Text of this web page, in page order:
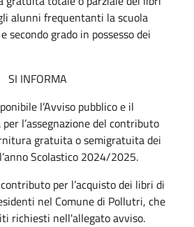
alunni frequentanti la scuola
secondo grado in possesso dei
SI INFORMA
l’Avviso pubblico e il
l’assegnazione del contributo
gratuita o semigratuita dei
Scolastico 2024/2025.
per l’acquisto dei libri di
nel Comune di Pollutri, che
richiesti nell'allegato avviso.